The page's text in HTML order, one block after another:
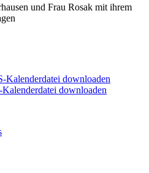
und Frau Rosak mit ihrem
Kalenderdatei downloaden
downloaden